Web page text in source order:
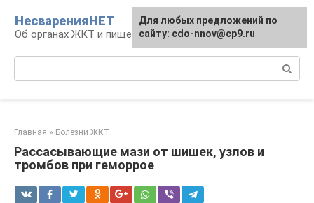
контенту
НесваренияНЕТ
Об органах ЖКТ и пищеварении
Главная » Болезни ЖКТ
Рассасывающие мази от шишек, узлов и
тромбов при геморрое
Для любых предложений по
сайту: cdo-nnov@cp9.ru